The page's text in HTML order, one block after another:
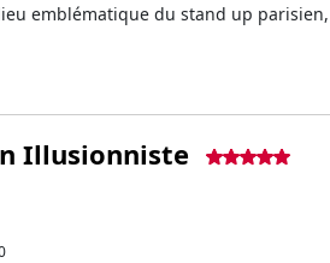
emblématique du stand up parisien,
Illusionniste